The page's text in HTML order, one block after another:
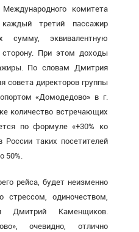
комитета
каждый третий пассажир
сумму, эквивалентную
При этом доходы
По словам Дмитрия
совета директоров группы
«Домодедово» в г.
количество встречающих
по формуле «+30% ко
России таких посетителей
50%.
рейса, будет неизменно
стрессом, одиночеством,
Дмитрий Каменщиков.
очевидно, отлично